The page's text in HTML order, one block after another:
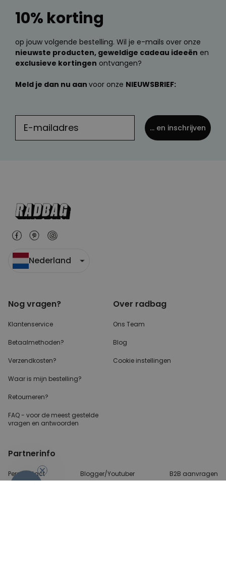
10% korting
op jouw volgende bestelling. Wil je e-mails over onze
nieuwste producten, geweldige cadeau ideeën en
exclusieve kortingen ontvangen?
Meld je dan nu aan voor onze NIEUWSBRIEF:
... en inschrijven
Nederland
Nog vragen?
Klantenservice
Betaalmethoden?
Verzendkosten?
Waar is mijn bestelling?
Retourneren?
FAQ - voor de meest gestelde
vragen en antwoorden
Over radbag
Ons Team
Blog
Cookie instellingen
Partnerinfo
Perscontact Blogger/Youtuber B2B aanvragen